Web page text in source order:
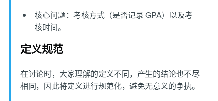
核心问题：考核方式（是否记录 GPA）以及考
核时间。
定义规范
在讨论时，大家理解的定义不同，产生的结论也不尽
相同，因此将定义进行规范化，避免无意义的争执。